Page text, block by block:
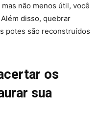
não menos útil, você
disso, quebrar
potes são reconstruídos
os
sua